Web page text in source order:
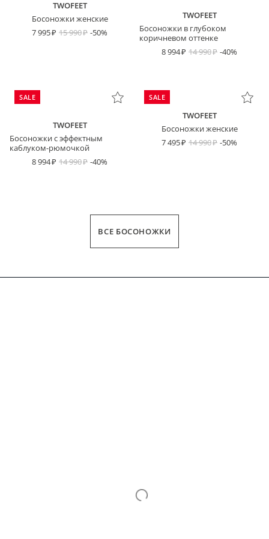
TWOFEET
Босоножки женские
7 995
15 990 -50%
TWOFEET
Босоножки в глубоком
коричневом оттенке
8 994
14 990 -40%
SALE
TWOFEET
Босоножки с эффектным
каблуком-рюмочкой
8 994
14 990 -40%
SALE
TWOFEET
Босоножки женские
7 495
14 990 -50%
ВСЕ БОСОНОЖКИ